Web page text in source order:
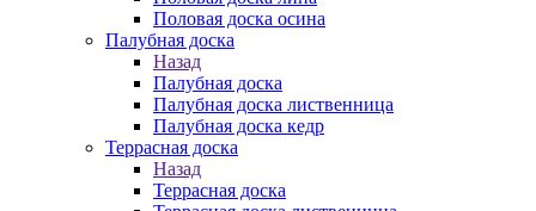
Половая доска осина
Палубная доска
Назад
Палубная доска
Палубная доска лиственница
Палубная доска кедр
Террасная доска
Назад
Террасная доска